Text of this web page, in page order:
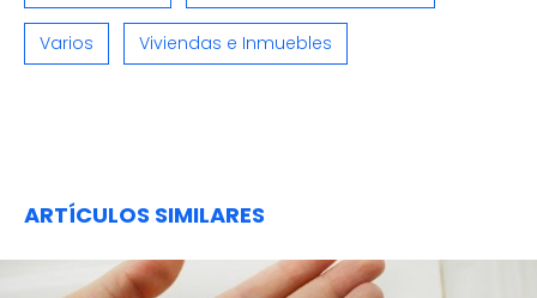
Varios Viviendas e Inmuebles
ARTÍCULOS SIMILARES